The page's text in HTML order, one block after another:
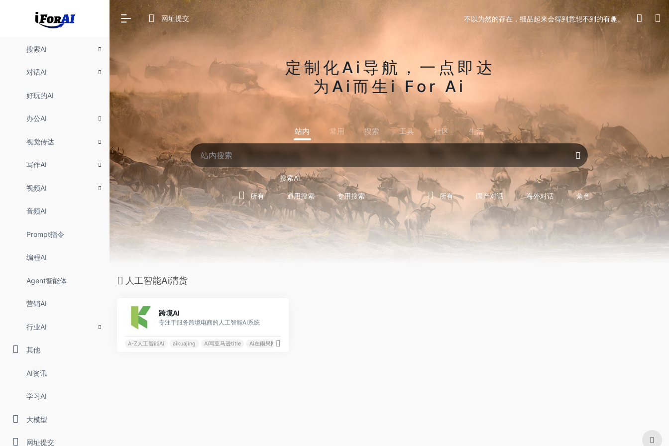
搜索AI
对话AI
好玩的AI
办公AI
视觉传达
写作AI
视频AI
音频AI
Prompt指令
编程AI
Agent智能体
营销AI
行业AI
其他
AI资讯
学习AI
大模型
网址提交
网址提交 不以为然的存在，细品起来会得到意想不到的有趣。
定制化Ai导航，一点即达
为Ai而生i For Ai
站内 常用 搜索 工具 社区 生活
搜索AI
所有 通用搜索 专用搜索
对话AI
所有 国产对话 海外对话 角色型对话 专用型对话
人工智能Ai清货
跨境AI
专注于服务跨境电商的人工智能AI系统
A-Z人工智能Ai aikuajing Ai写亚马逊title Ai在雨果网